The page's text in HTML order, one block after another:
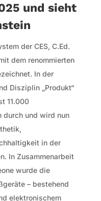
und sieht
der CES, C.Ed.
dem renommierten
In der
Disziplin „Produkt“
11.000
durch und wird nun
in der
In Zusammenarbeit
wurde die
– bestehend
elektronischem